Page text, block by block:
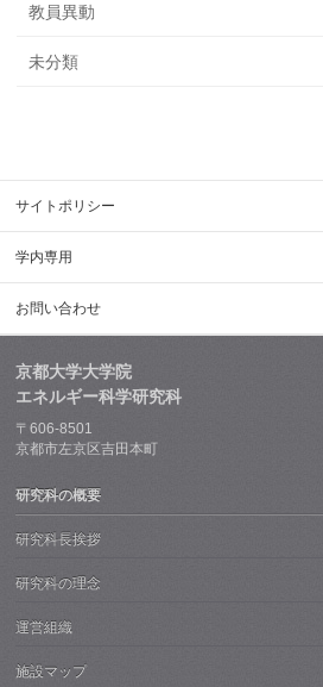
教員異動
未分類
サイトポリシー
学内専用
お問い合わせ
京都大学大学院
エネルギー科学研究科
〒606-8501
京都市左京区吉田本町
研究科の概要
研究科長挨拶
研究科の理念
運営組織
施設マップ